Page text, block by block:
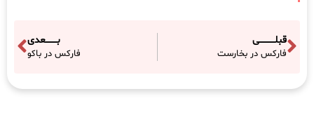
قبلـــــــــــی
فارکس در بخارست
بــــــــعدی
فارکس در باکو